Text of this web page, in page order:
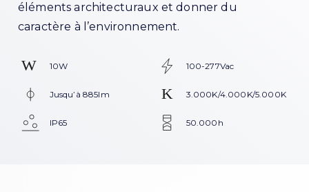
éléments architecturaux et donner du
caractère à l’environnement.
10W
Jusqu’à 885lm
IP65
100-277Vac
3.000K/4.000K/5.000K
50.000h